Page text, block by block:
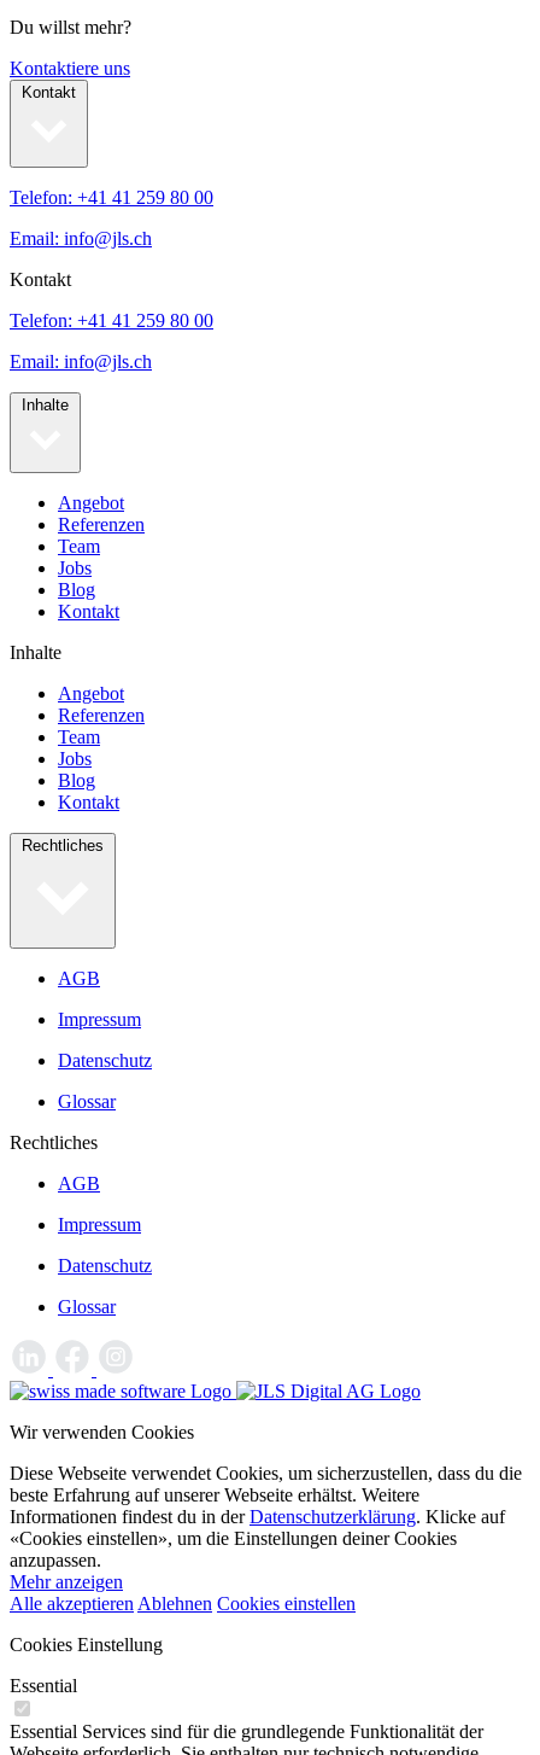
Du willst mehr?
Kontaktiere uns
Kontakt
Telefon: +41 41 259 80 00
Email: info@jls.ch
Kontakt
Telefon: +41 41 259 80 00
Email: info@jls.ch
Inhalte
Angebot
Referenzen
Team
Jobs
Blog
Kontakt
Inhalte
Angebot
Referenzen
Team
Jobs
Blog
Kontakt
Rechtliches
AGB
Impressum
Datenschutz
Glossar
Rechtliches
AGB
Impressum
Datenschutz
Glossar
Wir verwenden Cookies
Diese Webseite verwendet Cookies, um sicherzustellen, dass du die
beste Erfahrung auf unserer Webseite erhältst. Weitere
Informationen findest du in derDatenschutzerklärung. Klicke auf
«Cookies einstellen», um die Einstellungen deiner Cookies
anzupassen.
Mehr anzeigen
Alle akzeptieren Ablehnen Cookies einstellen
Cookies Einstellung
Essential
Essential Services sind für die grundlegende Funktionalität der